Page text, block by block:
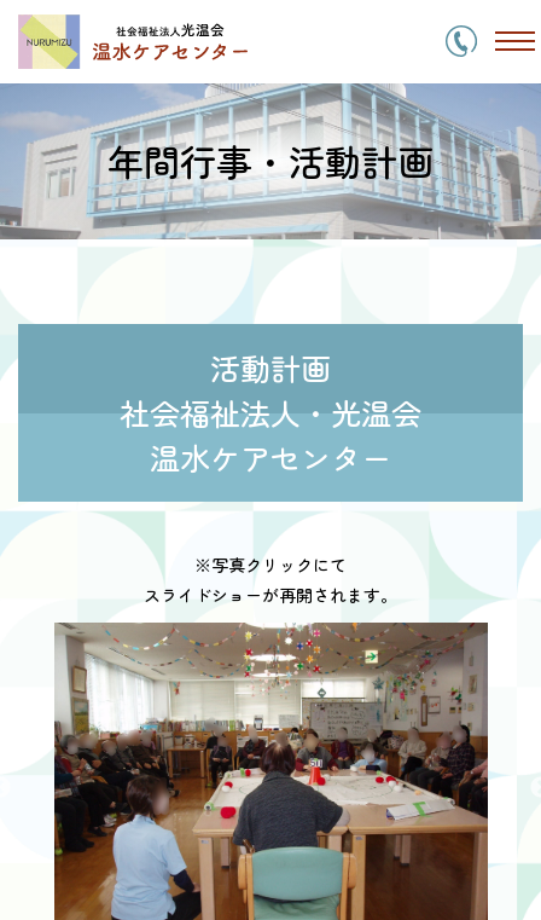
ツ
キ
ッ
年間行事・活動計画
活動計画
社会福祉法人・光温会
温水ケアセンター
※写真クリックにて
スライドショーが再開されます。